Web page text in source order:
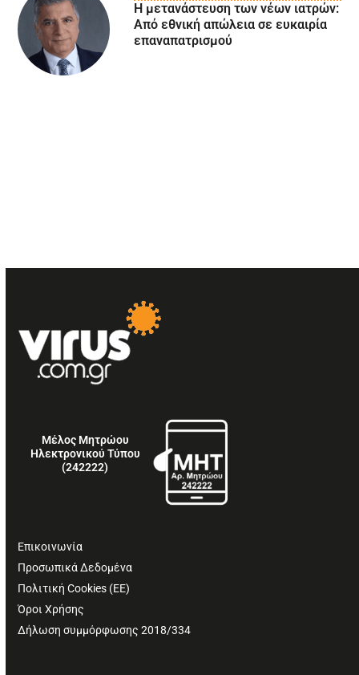
Η μετανάστευση των νέων ιατρών:
Aπό εθνική απώλεια σε ευκαιρία
επαναπατρισμού
Μέλος Μητρώου
Ηλεκτρονικού Τύπου
(242222)
Επικοινωνία
Προσωπικά Δεδομένα
Πολιτική Cookies (ΕΕ)
Όροι Χρήσης
Δήλωση συμμόρφωσης 2018/334